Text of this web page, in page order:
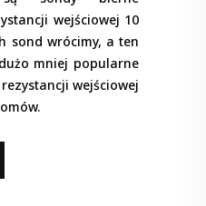
wejściowej 10
sond wrócimy, a ten
mniej popularne
wejściowej